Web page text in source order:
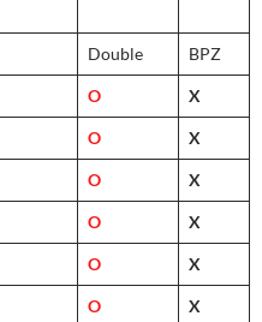
Double BPZ
O X
O X
O X
O X
O X
O X